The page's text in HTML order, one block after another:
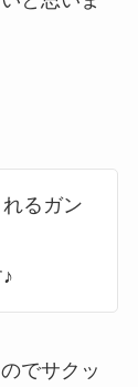
るガン
でサクッ